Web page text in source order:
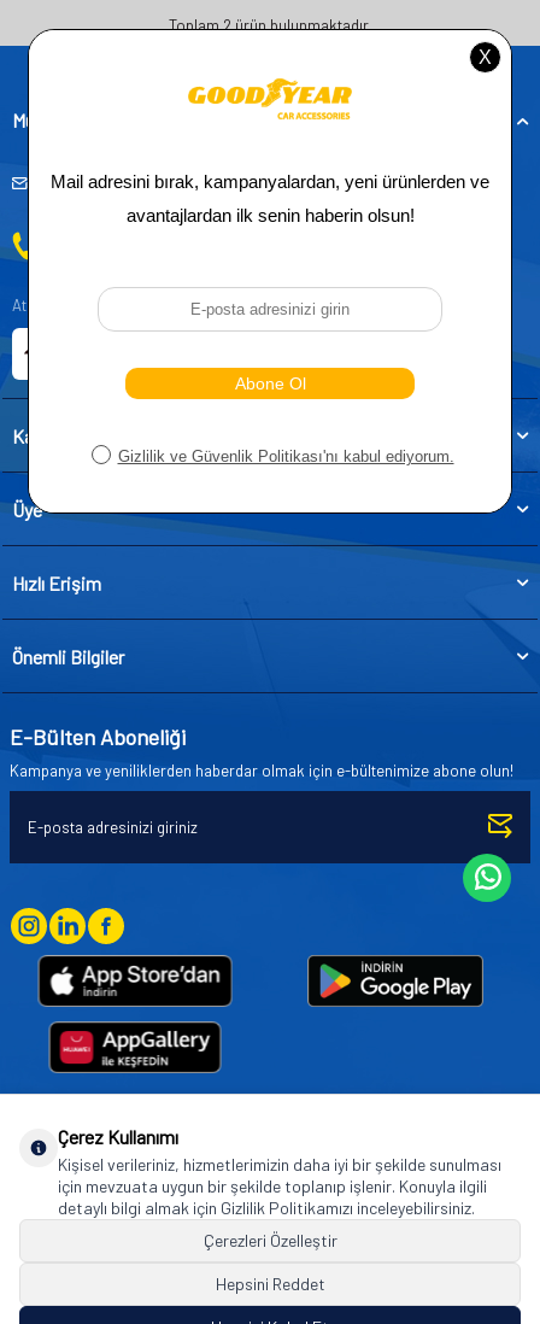
Toplam2ürün bulunmaktadır.
Müşteri Hizmetleri
musteridestek@goodyearotoaksesuar.com.tr
Atatürk, Kıraç Mevkii, Orhan Veli Cd. D:No:19, 34522 Esenyurt/İstanbul
Kategoriler
Üye
Hızlı Erişim
Önemli Bilgiler
E-Bülten Aboneliği
Kampanya ve yeniliklerden haberdar olmak için e-bültenimize abone olun!
Goodyear (and Winged Foot Design) are trademarks of or licensed to The Goodyear
Tire & Rubber Company used under license by Basbug Group Company,
Istanbul/Türkiye. © 2026 The Goodyear Tire & Rubber Company.
Çerez Kullanımı
Kişisel verileriniz, hizmetlerimizin daha iyi bir şekilde sunulması
için mevzuata uygun bir şekilde toplanıp işlenir. Konuyla ilgili
detaylı bilgi almak için Gizlilik Politikamızı inceleyebilirsiniz.
Çerezleri Özelleştir
Hepsini Reddet